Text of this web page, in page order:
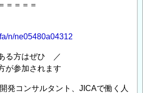
＝＝＝＝
n/ne05480a04312
る方はぜひ ／
が参加されます
発コンサルタント、JICAで働く人